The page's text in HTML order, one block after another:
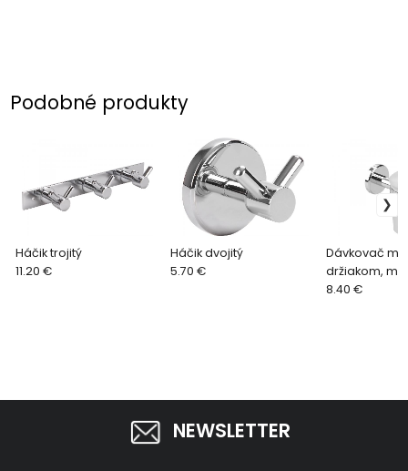
Podobné produkty
Háčik trojitý
11.20 €
Háčik dvojitý
5.70 €
Dávkovač
držiakom,
8.40 €
NEWSLETTER